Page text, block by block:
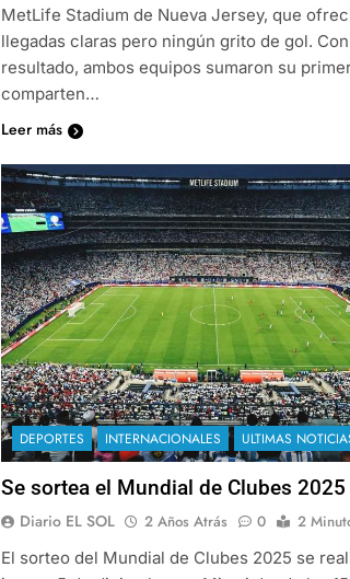
MetLife Stadium de Nueva Jersey, que
llegadas claras pero ningún grito de gol.
resultado, ambos equipos sumaron su
comparten…
Leer más
DEPORTES INTERNACIONALES ULTIMAS
Se sortea el Mundial de Clubes 2025
Diario EL SOL 2 Años Atrás 0
2
El sorteo del Mundial de Clubes 2025 se